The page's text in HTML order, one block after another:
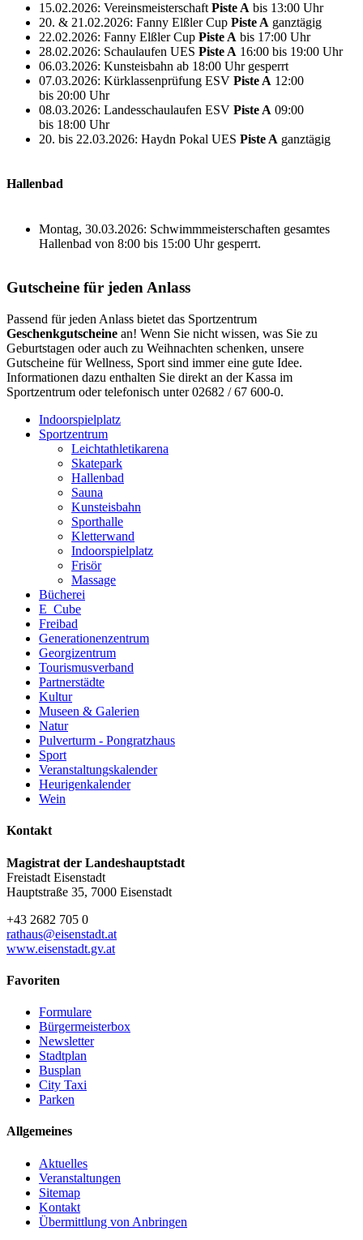
15.02.2026: Vereinsmeisterschaft Piste A bis 13:00 Uhr
20. & 21.02.2026: Fanny Elßler Cup Piste A ganztägig
22.02.2026: Fanny Elßler Cup Piste A bis 17:00 Uhr
28.02.2026: Schaulaufen UES Piste A 16:00 bis 19:00 Uhr
06.03.2026: Kunsteisbahn ab 18:00 Uhr gesperrt
07.03.2026: Kürklassenprüfung ESV Piste A 12:00
bis 20:00 Uhr
08.03.2026: Landesschaulaufen ESV Piste A 09:00
bis 18:00 Uhr
20. bis 22.03.2026: Haydn Pokal UES Piste A ganztägig
Hallenbad
Montag, 30.03.2026: Schwimmmeisterschaften gesamtes
Hallenbad von 8:00 bis 15:00 Uhr gesperrt.
Gutscheine für jeden Anlass
Passend für jeden Anlass bietet das Sportzentrum
Geschenkgutscheine an! Wenn Sie nicht wissen, was Sie zu
Geburtstagen oder auch zu Weihnachten schenken, unsere
Gutscheine für Wellness, Sport sind immer eine gute Idee.
Informationen dazu enthalten Sie direkt an der Kassa im
Sportzentrum oder telefonisch unter 02682 / 67 600-0.
Indoorspielplatz
Sportzentrum
Leichtathletikarena
Skatepark
Hallenbad
Sauna
Kunsteisbahn
Sporthalle
Kletterwand
Indoorspielplatz
Frisör
Massage
Bücherei
E_Cube
Freibad
Generationenzentrum
Georgizentrum
Tourismusverband
Partnerstädte
Kultur
Museen & Galerien
Natur
Pulverturm - Pongratzhaus
Sport
Veranstaltungskalender
Heurigenkalender
Wein
Kontakt
Magistrat der Landeshauptstadt
Freistadt Eisenstadt
Hauptstraße 35, 7000 Eisenstadt
+43 2682 705 0
rathaus@eisenstadt.at
www.eisenstadt.gv.at
Favoriten
Formulare
Bürgermeisterbox
Newsletter
Stadtplan
Busplan
City Taxi
Parken
Allgemeines
Aktuelles
Veranstaltungen
Sitemap
Kontakt
Übermittlung von Anbringen